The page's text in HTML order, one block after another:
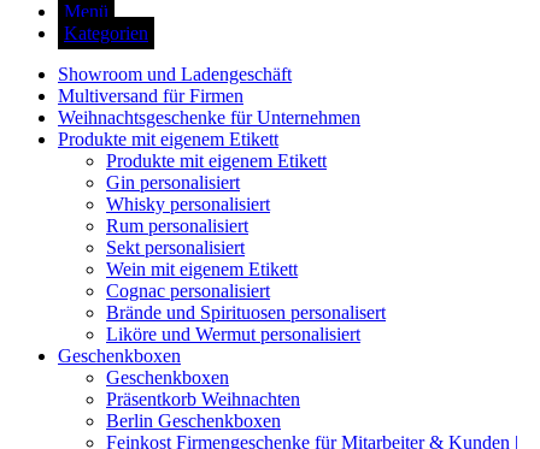
Menü
Kategorien
Showroom und Ladengeschäft
Multiversand für Firmen
Weihnachtsgeschenke für Unternehmen
Produkte mit eigenem Etikett
Produkte mit eigenem Etikett
Gin personalisiert
Whisky personalisiert
Rum personalisiert
Sekt personalisiert
Wein mit eigenem Etikett
Cognac personalisiert
Brände und Spirituosen personalisert
Liköre und Wermut personalisiert
Geschenkboxen
Geschenkboxen
Präsentkorb Weihnachten
Berlin Geschenkboxen
Feinkost Firmengeschenke für Mitarbeiter & Kunden |